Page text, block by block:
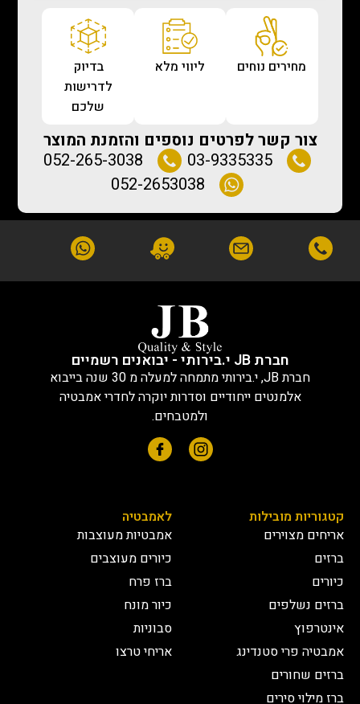
מחירים נוחים ליווי מלא
בדיוק
לדרישות
שלכם
צור קשר לפרטים נוספים והזמנת המוצר
03-9335335
052-265-3038
052-2653038
חברת JB י.בירותי - יבואנים רשמיים
חברת JB, י.בירותי מתמחה למעלה מ 30 שנה בייבוא
אלמנטים ייחודיים וסדרות יוקרה לחדרי אמבטיה
ולמטבחים.
קטגוריות מובילות
אריחים מצוירים
ברזים
כיורים
ברזים נשלפים
אינטרפוץ
אמבטיה פרי סטנדינג
ברזים שחורים
ברז מילוי סירים
לאמבטיה
אמבטיות מעוצבות
כיורים מעוצבים
ברז פרח
כיור מונח
סבוניות
אריחי טרצו